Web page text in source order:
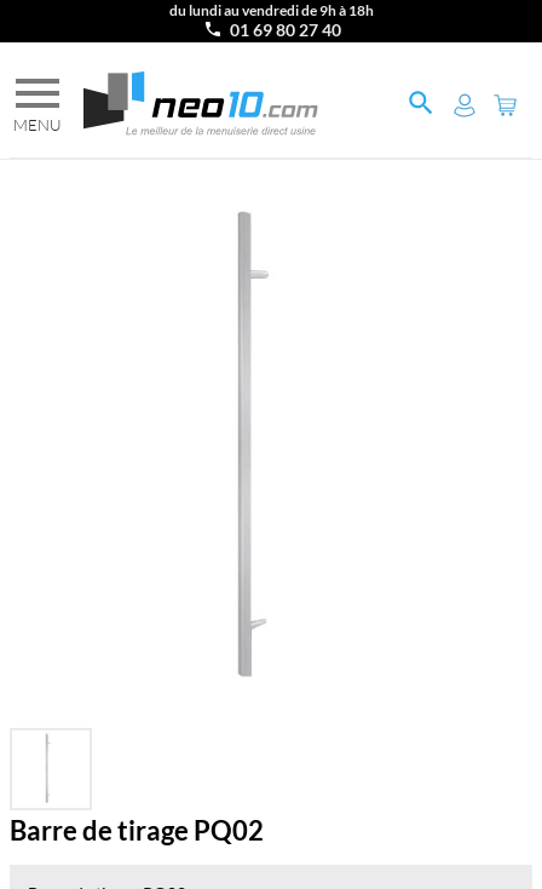
du lundi au vendredi de 9h à 18h
01 69 80 27 40
Barre de tirage PQ02